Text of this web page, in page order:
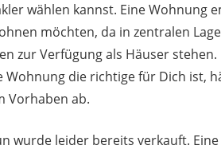
wählen kannst. Eine Wohnung
möchten, da in zentralen
zur Verfügung als Häuser
Wohnung die richtige für Dich ist,
Vorhaben ab.
wurde leider bereits verkauft.